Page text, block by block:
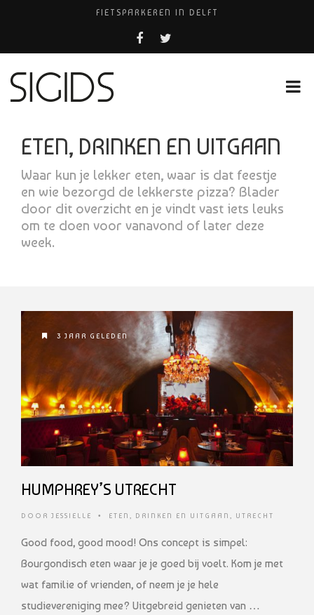
FIETSPARKEREN IN DELFT
FIETS KWIJT IN TILBURG?
USED PRODUCTS LEIDEN
ETEN, DRINKEN EN UITGAAN
Waar kun je lekker eten, waar is dat feestje
en wie bezorgd de lekkerste pizza? Blader
door dit overzicht en je vindt vast iets leuks
om te doen voor vanavond of later deze
week.
3 JAAR GELEDEN
HUMPHREY’S UTRECHT
DOOR JESSIELLE • ETEN, DRINKEN EN UITGAAN , UTRECHT
Good food, good mood! Ons concept is simpel:
Bourgondisch eten waar je je goed bij voelt. Kom je met
wat familie of vrienden, of neem je je hele
studievereniging mee? Uitgebreid genieten van …